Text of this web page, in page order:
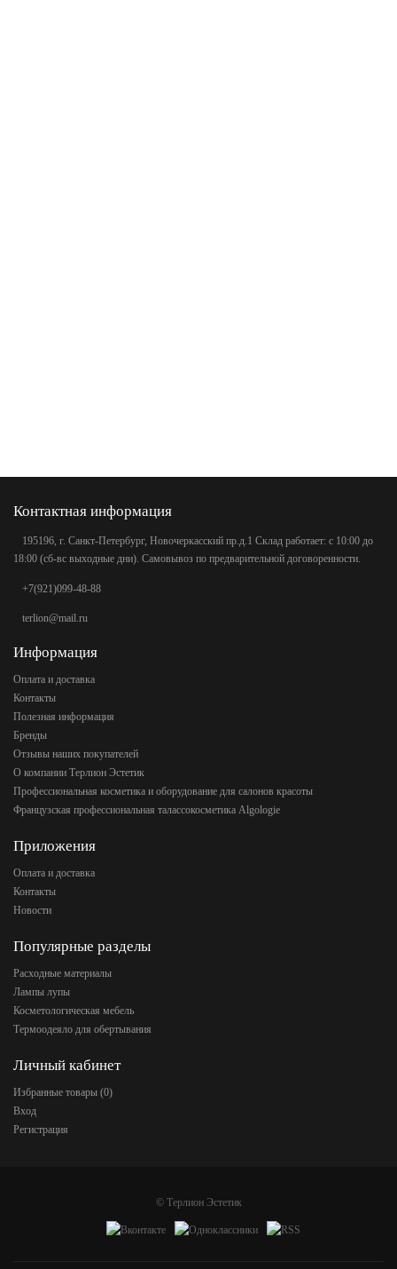
Контактная информация
195196, г. Санкт-Петербург, Новочеркасский пр.д.1 Склад работает: с 10:00 до
18:00 (сб-вс выходные дни). Самовывоз по предварительной договоренности.
+7(921)099-48-88
terlion@mail.ru
Информация
Оплата и доставка
Контакты
Полезная информация
Бренды
Отзывы наших покупателей
О компании Терлион Эстетик
Профессиональная косметика и оборудование для салонов красоты
Французская профессиональная талассокосметика Algologie
Приложения
Оплата и доставка
Контакты
Новости
Популярные разделы
Расходные материалы
Лампы лупы
Косметологическая мебель
Термоодеяло для обертывания
Личный кабинет
Избранные товары (0)
Вход
Регистрация
© Терлион Эстетик